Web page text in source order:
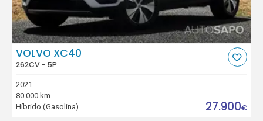
VOLVO XC40
262CV - 5P
2021
80.000 km
Híbrido (Gasolina)
27.900€